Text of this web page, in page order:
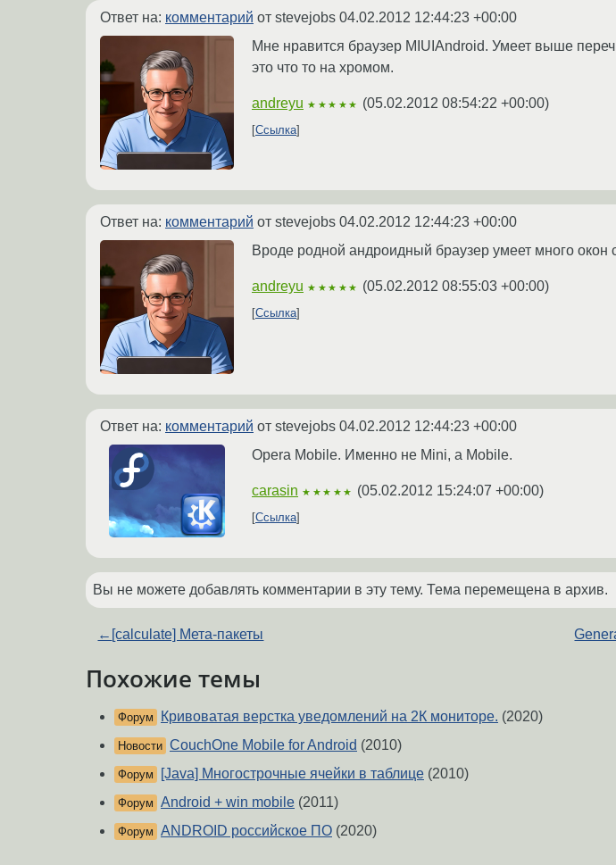
Ответ на: комментарий от stevejobs 04.02.2012 12:44:23 +00:00
Мне нравится браузер MIUIAndroid. Умеет выше
это что то на хромом.
andreyu ★★★★★ (05.02.2012 08:54:22 +00:00)
Ссылка
Ответ на: комментарий от stevejobs 04.02.2012 12:44:23 +00:00
Вроде родной андроидный браузер умеет много окон
andreyu ★★★★★ (05.02.2012 08:55:03 +00:00)
Ссылка
Ответ на: комментарий от stevejobs 04.02.2012 12:44:23 +00:00
Opera Mobile. Именно не Mini, а Mobile.
carasin ★★★★★ (05.02.2012 15:24:07 +00:00)
Ссылка
Вы не можете добавлять комментарии в эту тему. Тема перемещена в архив.
← [calculate] Мета-пакеты
Похожие темы
Форум Кривоватая верстка уведомлений на 2К мониторе. (2020)
Новости CouchOne Mobile for Android (2010)
Форум [Java] Многострочные ячейки в таблице (2010)
Форум Android + win mobile (2011)
Форум ANDROID российское ПО (2020)